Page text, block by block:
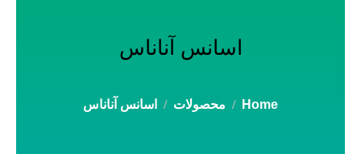
اسانس آناناس
Home محصولات اسانس آناناس